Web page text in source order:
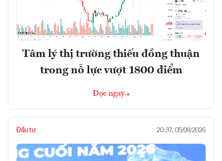
Tâm lý thị trường thiếu đồng thuận
trong nỗ lực vượt 1800 điểm
Đọc ngay
Đầu tư 20:37, 05/08/2026